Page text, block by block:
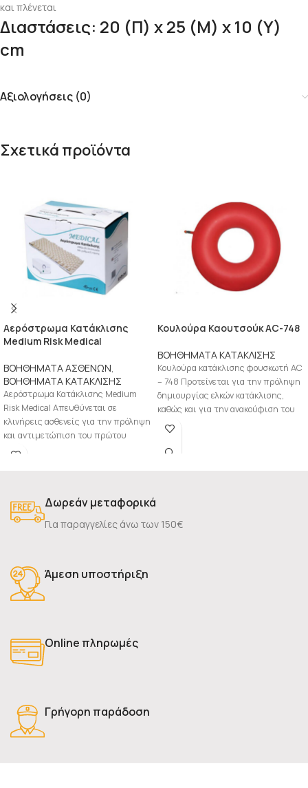
και πλένεται
Διαστάσεις: 20 (Π) x 25 (Μ) x 10 (Υ)
cm
Αξιολογήσεις (0)
Σχετικά προϊόντα
Αερόστρωμα Κατάκλισης
Medium Risk Medical
ΒΟΗΘΗΜΑΤΑ ΑΣΘΕΝΩΝ,
ΒΟΗΘΗΜΑΤΑ ΚΑΤΑΚΛΙΣΗΣ
Αερόστρωμα Κατάκλισης Medium
Risk Medical Απευθύνεται σε
κλινήρεις ασθενείς για την πρόληψη
και αντιμετώπιση του πρώτου
σταδίου κατάκλισης. Αερόστρωμα
Κουλούρα Καουτσούκ AC-748
ΒΟΗΘΗΜΑΤΑ ΚΑΤΑΚΛΙΣΗΣ
Κουλούρα κατάκλισης φουσκωτή AC
– 748 Προτείνεται για την πρόληψη
δημιουργίας ελκών κατάκλισης,
καθώς και για την ανακούφιση του
πόνου
Δωρεάν μεταφορικά
Για παραγγελίες άνω των 150€
Άμεση υποστήριξη
Online πληρωμές
Γρήγορη παράδοση